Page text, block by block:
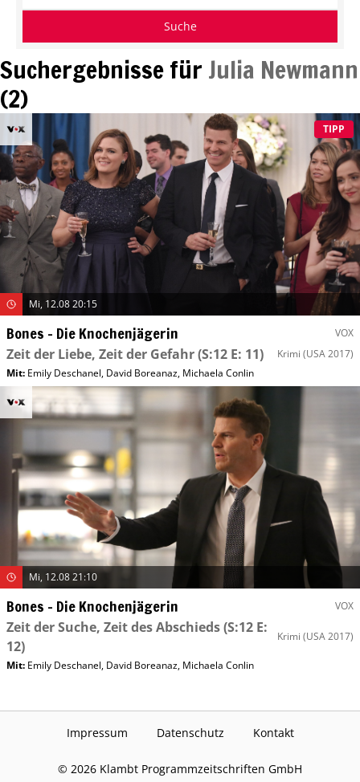
Suchergebnisse für Julia Newmann
(2)
TIPP
Mi, 12.08 20:15
Bones – Die Knochenjägerin VOX
Zeit der Liebe, Zeit der Gefahr(S:12 E: 11) Krimi (USA 2017)
Mit: Emily Deschanel, David Boreanaz, Michaela Conlin
Mi, 12.08 21:10
Bones – Die Knochenjägerin VOX
Zeit der Suche, Zeit des Abschieds(S:12 E:
12)
Krimi (USA 2017)
Mit: Emily Deschanel, David Boreanaz, Michaela Conlin
Suche
Impressum Datenschutz Kontakt
© 2026 Klambt Programmzeitschriften GmbH